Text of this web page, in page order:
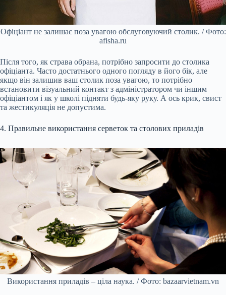
Офіціант не залишає поза увагою обслуговуючий столик. / Фото:
afisha.ru
Після того, як страва обрана, потрібно запросити до столика
офіціанта. Часто достатнього одного погляду в його бік, але
якщо він залишив ваш столик поза увагою, то потрібно
встановити візуальний контакт з адміністратором чи іншим
офіціантом і як у школі підняти будь-яку руку. А ось крик, свист
та жестикуляція не допустима.
4. Правильне використання серветок та столових приладів
Використання приладів – ціла наука. / Фото: bazaarvietnam.vn